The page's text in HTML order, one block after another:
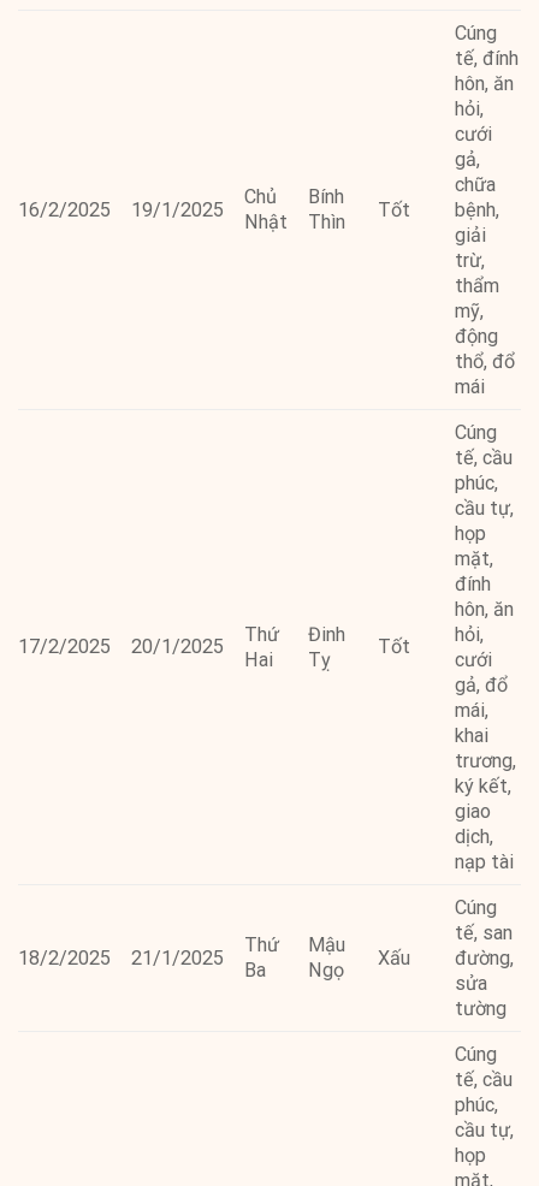
16/2/2025 19/1/2025
Chủ
Nhật
Bính
Thìn
Tốt
Cúng
tế, đính
hôn, ăn
hỏi,
cưới
gả,
chữa
bệnh,
giải
trừ,
thẩm
mỹ,
động
thổ, đổ
mái
17/2/2025 20/1/2025
Thứ
Hai
Đinh
Tỵ
Tốt
Cúng
tế, cầu
phúc,
cầu tự,
họp
mặt,
đính
hôn, ăn
hỏi,
cưới
gả, đổ
mái,
khai
trương,
ký kết,
giao
dịch,
nạp tài
18/2/2025 21/1/2025
Thứ
Ba
Mậu
Ngọ
Xấu
Cúng
tế, san
đường,
sửa
tường
Cúng
tế, cầu
phúc,
cầu tự,
họp
mặt,